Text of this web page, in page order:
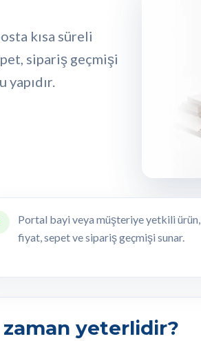
kısa süreli
sipariş geçmişi
Portal bayi veya müşteriye yetkili ürün,
fiyat, sepet ve sipariş geçmişi sunar.
yeterlidir?